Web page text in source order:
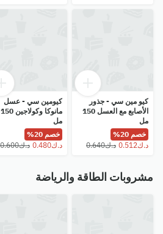
كيو مين سي - جذور
الأصابع مع العسل 150
مل
خصم 20%
كيومين سي - عسل
مانوكا وكولاجين 150
مل
خصم 20%
⁦د.ك0.480⁩
⁦د.ك0.600⁩
مشروبات الطاقة والرياضة